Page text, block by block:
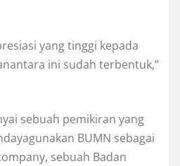
yang tinggi kepada
ini sudah terbentuk,”
sebuah pemikiran yang
BUMN sebagai
sebuah Badan